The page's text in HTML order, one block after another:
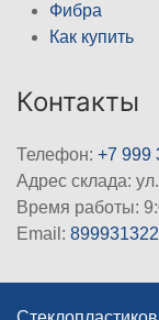
Фибра
Как купить
Контакты
Телефон: +7 999
Адрес склада:
Время работы:
Email: